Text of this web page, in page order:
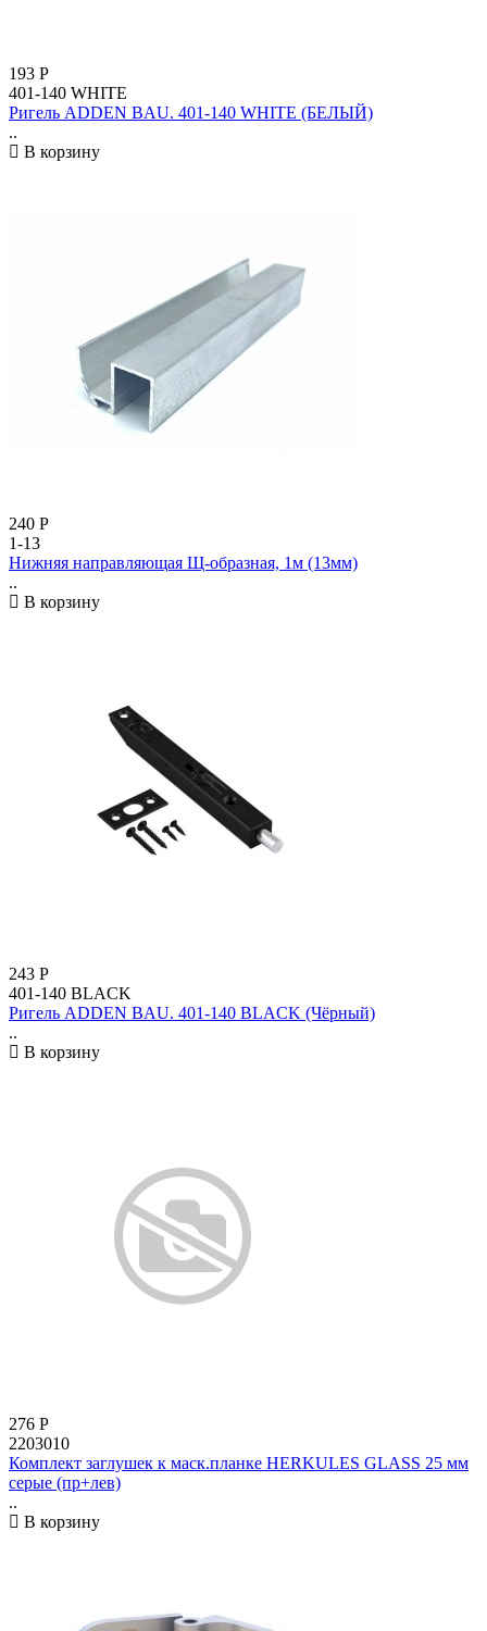
193 Р
401-140 WHITE
Ригель ADDEN BAU. 401-140 WHITE (БЕЛЫЙ)
..
В корзину
240 Р
1-13
Нижняя направляющая Щ-образная, 1м (13мм)
..
В корзину
243 Р
401-140 BLACK
Ригель ADDEN BAU. 401-140 BLACK (Чёрный)
..
В корзину
276 Р
2203010
Комплект заглушек к маск.планке HERKULES GLASS 25 мм
серые (пр+лев)
..
В корзину